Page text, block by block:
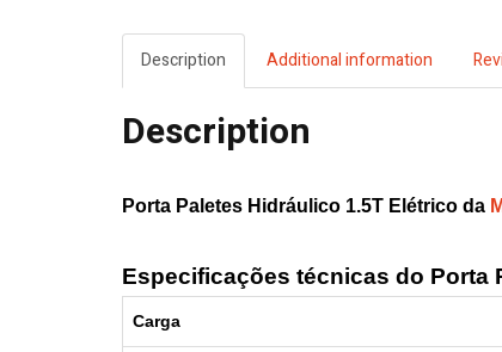
Description Additional information
Description
Porta Paletes Hidráulico 1.5T Elétrico da
Especificações técnicas do Porta
Carga